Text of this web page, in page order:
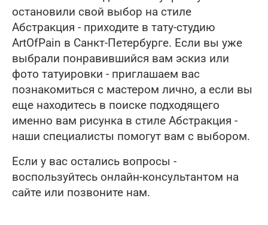
остановили свой выбор на стиле
Абстракция - приходите в тату-студию
ArtOfPain в Санкт-Петербурге. Если вы уже
выбрали понравившийся вам эскиз или
фото татуировки - приглашаем вас
познакомиться с мастером лично, а если вы
еще находитесь в поиске подходящего
именно вам рисунка в стиле Абстракция -
наши специалисты помогут вам с выбором.
Если у вас остались вопросы -
воспользуйтесь онлайн-консультантом на
сайте или позвоните нам.